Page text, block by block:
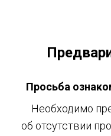
Просьба
Необходимо
об отсутствии